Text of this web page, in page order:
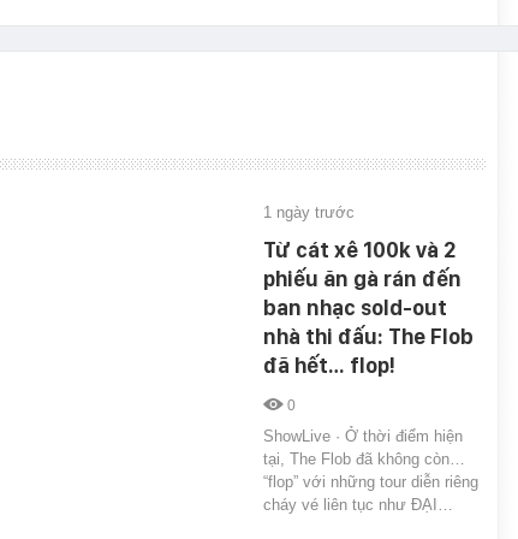
1 ngày trước
Từ cát xê 100k và 2
phiếu ăn gà rán đến
ban nhạc sold-out
nhà thi đấu: The Flob
đã hết… flop!
0
ShowLive · Ở thời điểm hiện
tại, The Flob đã không còn…
“flop” với những tour diễn riêng
cháy vé liên tục như ĐẠI…